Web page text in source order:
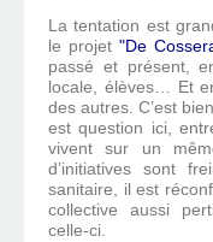
La tentation est
le projet"De
passé et présent,
locale, élèves… Et
des autres. C’est
est question ici,
vivent sur un
d’initiatives sont
sanitaire, il est
collective aussi
celle-ci.